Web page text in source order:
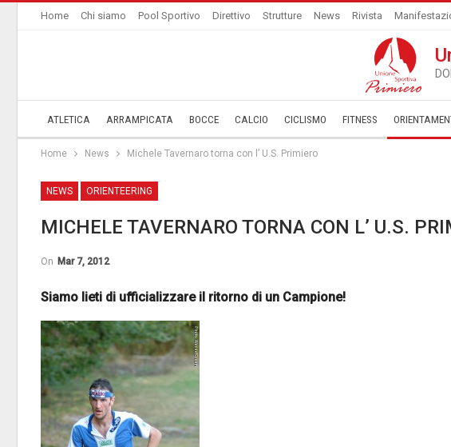
Home Chi siamo Pool Sportivo Direttivo Strutture News Rivista
ATLETICA ARRAMPICATA BOCCE CALCIO CICLISMO FITNESS
Home News Michele Tavernaro torna con l’ U.S. Primiero
NEWS ORIENTEERING
MICHELE TAVERNARO TORNA CON L’ U.S.
On Mar 7, 2012
Siamo lieti di ufficializzare il ritorno di un Campione!